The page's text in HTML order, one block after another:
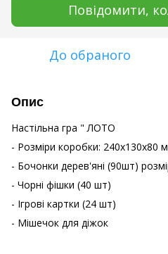
Повідомити,
До обраного
Опис
Настільна гра " ЛОТО
- Розміри коробки: 240х130х80
- Бочонки дерев'яні (90шт)
- Чорні фішки (40 шт)
- Ігрові картки (24 шт)
- Мішечок для діжок